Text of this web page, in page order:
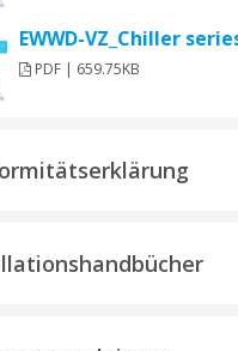
EWWD-VZ_Chiller
PDF | 659.75KB